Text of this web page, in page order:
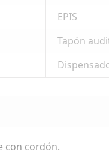
EPIS
Tapón
con cordón.